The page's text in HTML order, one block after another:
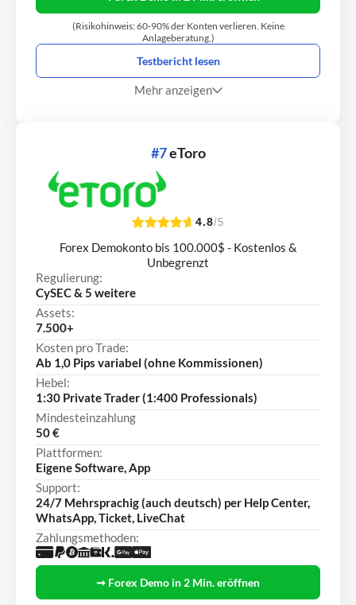
(Risikohinweis: 60-90% der Konten verlieren. Keine
Anlageberatung.)
Testbericht lesen
Mehr anzeigen
#7eToro
4.8/5
Forex Demokonto bis 100.000$ - Kostenlos &
Unbegrenzt
Regulierung:
CySEC & 5 weitere
Assets:
7.500+
Kosten pro Trade:
Ab 1,0 Pips variabel (ohne Kommissionen)
Hebel:
1:30 Private Trader (1:400 Professionals)
Mindesteinzahlung
50 €
Plattformen:
Eigene Software, App
Support:
24/7 Mehrsprachig (auch deutsch) per Help Center,
WhatsApp, Ticket, LiveChat
Zahlungsmethoden:
➞ Forex Demo in 2 Min. eröffnen